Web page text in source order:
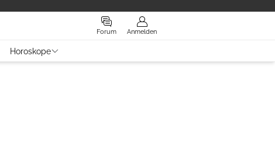
Forum Anmelden
Horoskope